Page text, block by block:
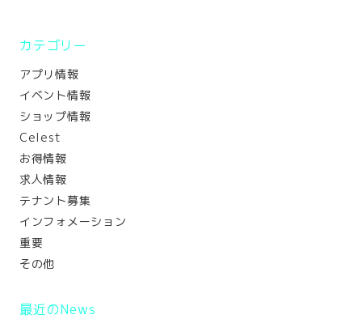
カテゴリー
アプリ情報
イベント情報
ショップ情報
Celest
お得情報
求人情報
テナント募集
インフォメーション
重要
その他
最近のNews